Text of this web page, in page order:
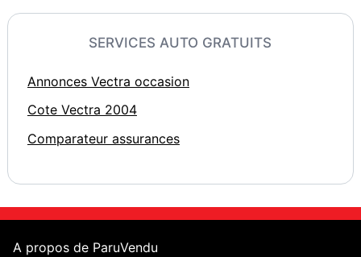
SERVICES AUTO GRATUITS
Annonces Vectra occasion
Cote Vectra 2004
Comparateur assurances
A propos de ParuVendu